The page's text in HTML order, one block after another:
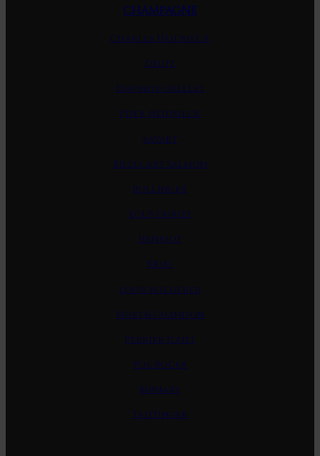
CHAMPAGNE
Charles Heidsieck
Deutz
Dhondt-Grellet
Piper Heidsieck
Savart
Billecart Salmon
Bollinger
Egly-Ouriet
Henriot
Krug
Louis Roederer
Moet & Chandon
Perrier Jouet
Pol Roger
Ruinart
Taittinger